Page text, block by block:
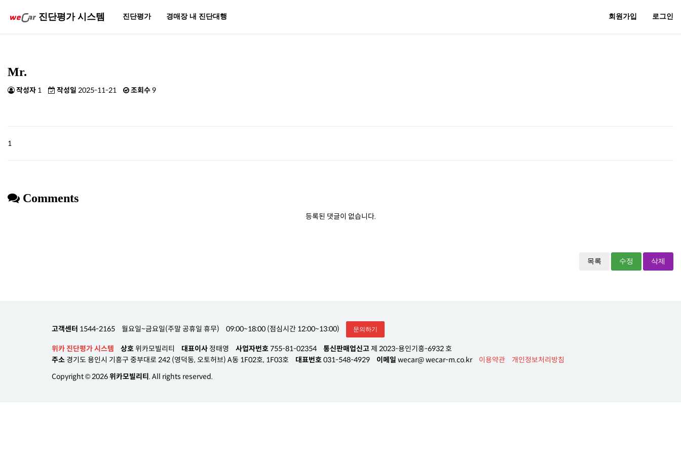
진단평가 시스템 진단평가 경매장 내 진단대행 회원가입 로그인
Mr.
작성자 1 작성일 2025-11-21 조회수9
1
Comments
등록된 댓글이 없습니다.
목록 수정 삭제
고객센터 1544-2165 월요일~금요일(주말 공휴일 휴무) 09:00~18:00 (점심시간 12:00~13:00) 문의하기
위카 진단평가 시스템 상호위카모빌리티 대표이사 정태영 사업자번호 755-81-02354 통신판매업신고제 2023-용인기흥-6932 호
주소 경기도 용인시 기흥구 중부대로 242 (영덕동, 오토허브) A동 1F02호, 1F03호 대표번호031-548-4929 이메일 wecar@ wecar-m.co.kr 이용약관
개인정보처리방침
Copyright © 2026위카모빌리티. All rights reserved.